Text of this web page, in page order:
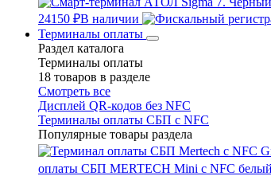
24150 ₽В наличии
Терминалы оплаты
Раздел каталога
Терминалы оплаты
18 товаров в разделе
Смотреть все
Дисплей QR-кодов без NFC
Терминалы оплаты СБП с NFC
Популярные товары раздела
оплаты СБП MERTECH Mini с NFC